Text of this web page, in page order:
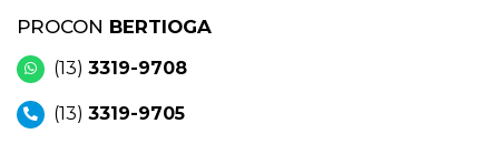
PROCON BERTIOGA
(13) 3319-9708
(13) 3319-9705